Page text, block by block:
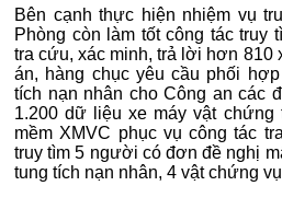
Bên cạnh thực hiện nhiệm vụ
Phòng còn làm tốt công tác truy
tra cứu, xác minh, trả lời hơn 810
án, hàng chục yêu cầu phối
tích nạn nhân cho Công an các
1.200 dữ liệu xe máy vật chứng
mềm XMVC phục vụ công tác
truy tìm 5 người có đơn đề nghị
tung tích nạn nhân, 4 vật chứng